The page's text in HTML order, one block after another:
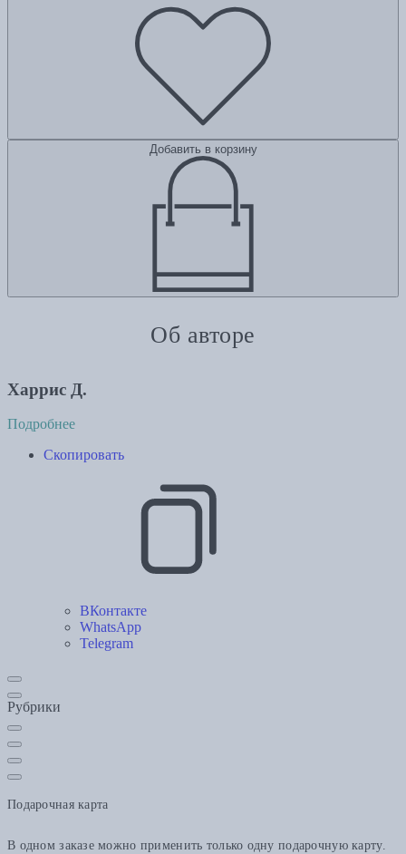
Добавить в корзину
Об авторе
Харрис Д.
Подробнее
Скопировать
ВКонтакте
WhatsApp
Telegram
Рубрики
Подарочная карта
В одном заказе можно применить только одну подарочную карту.